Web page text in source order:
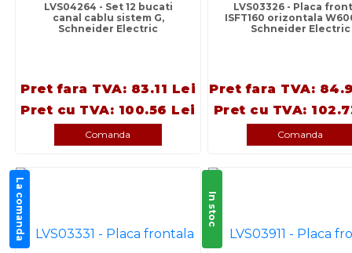
LVS04264 - Set 12 bucati
canal cablu sistem G,
Schneider Electric
Pret fara TVA: 83.11 Lei
Pret cu TVA: 100.56 Lei
Comanda
LVS03326 - Placa
ISFT160 orizontala
Schneider Electric
Pret fara TVA:
Pret cu TVA:
Comanda
La comanda In stoc